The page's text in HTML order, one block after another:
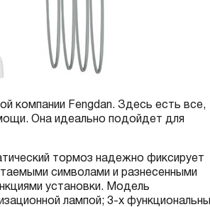
компании Fengdan. Здесь есть все,
Она идеально подойдет для
тормоз надежно фиксирует
символами и разнесенными
установки. Модель
лампой; 3-х